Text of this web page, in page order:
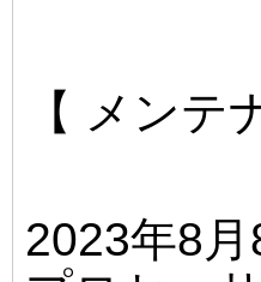
【 メンテ
2023年8